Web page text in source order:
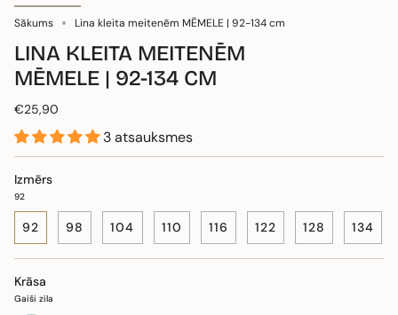
Sākums Lina kleita meitenēm MĒMELE | 92-134 cm
LINA KLEITA MEITENĒM
MĒMELE | 92-134 CM
€25,90
3 atsauksmes
Izmērs
92
92 98 104 110 116 122 128 134
Krāsa
Gaiši zila